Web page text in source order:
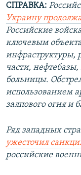
СПРАВКА:
Украину
Российские
ключевым
инфраструктуры,
части,
больницы.
использованием
залпового огня и
Ряд западных
ужесточил
российские